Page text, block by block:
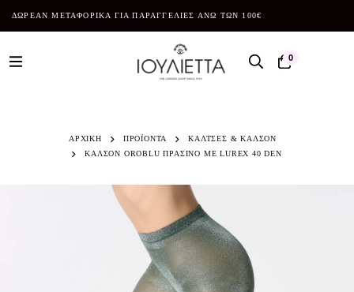
ΔΩΡΕΑΝ ΜΕΤΑΦΟΡΙΚΑ ΓΙΑ ΠΑΡΑΓΓΕΛΙΕΣ ΑΝΩ ΤΩΝ 100€
0
ΑΡΧΙΚΗ ΠΡΟΪΌΝΤΑ
ΚΑΛΤΣΕΣ & ΚΑΛΣΟΝ
ΚΑΛΣΟΝ OROBLU ΠΡΑΣΙΝΟ ΜΕ LUREX 40 DEN